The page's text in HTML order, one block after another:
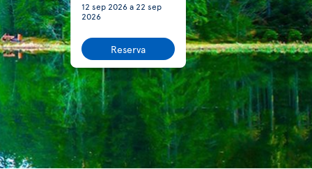
12 sep 2026a 22 sep
2026
Reserva